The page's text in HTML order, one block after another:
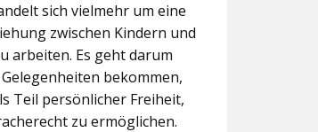
sich vielmehr um eine
zwischen Kindern und
arbeiten. Es geht darum
bekommen,
Teil persönlicher Freiheit,
zu ermöglichen.